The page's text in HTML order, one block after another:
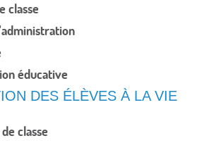
classe
éducative
DES ÉLÈVES À LA VIE
classe